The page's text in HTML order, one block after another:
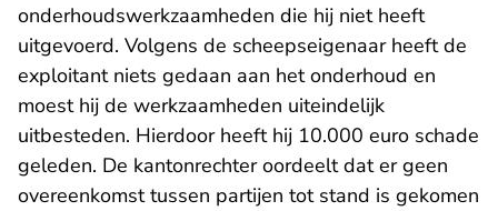
onderhoudswerkzaamheden die hij niet heeft
uitgevoerd. Volgens de scheepseigenaar heeft de
exploitant niets gedaan aan het onderhoud en
moest hij de werkzaamheden uiteindelijk
uitbesteden. Hierdoor heeft hij 10.000 euro schade
geleden. De kantonrechter oordeelt dat er geen
overeenkomst tussen partijen tot stand is gekomen